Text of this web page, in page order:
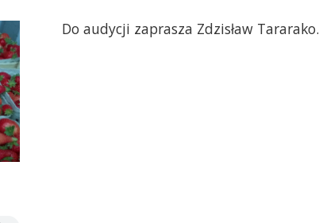
Do audycji zaprasza Zdzisław Tararako.